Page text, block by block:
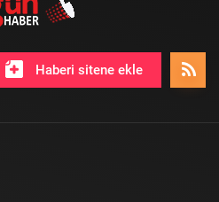
Haberi sitene ekle